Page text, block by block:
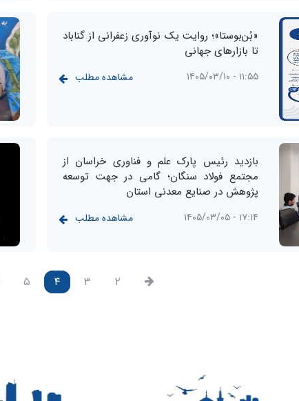
«بُن‌بوستا»؛ روایت یک نوآوری زعفرانی از گناباد
تا بازارهای جهانی
۱۱:۵۵ - ۱۴۰۵/۰۳/۱۰ مشاهده مطلب
بازدید رئیس پارک علم و فناوری خراسان از
مجتمع فولاد سنگان؛ گامی در جهت توسعه
پژوهش در صنایع معدنی استان
۱۷:۱۴ - ۱۴۰۵/۰۳/۰۵ مشاهده مطلب
۲ ۳ ۴ ۵